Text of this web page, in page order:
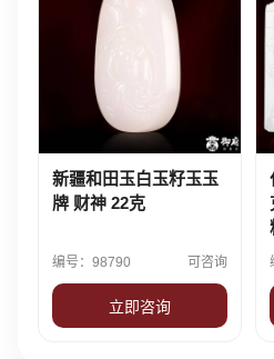
新疆和田玉白玉籽玉玉
牌 财神 22克
编号：98790 可咨询
立即咨询